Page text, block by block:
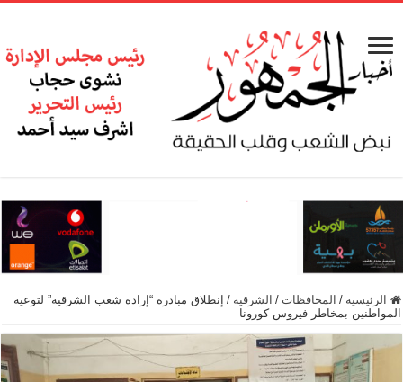
الرئيسية / المحافظات / الشرقية / إنطلاق مبادرة “إرادة شعب الشرقية” لتوعية
المواطنين بمخاطر فيروس كورونا